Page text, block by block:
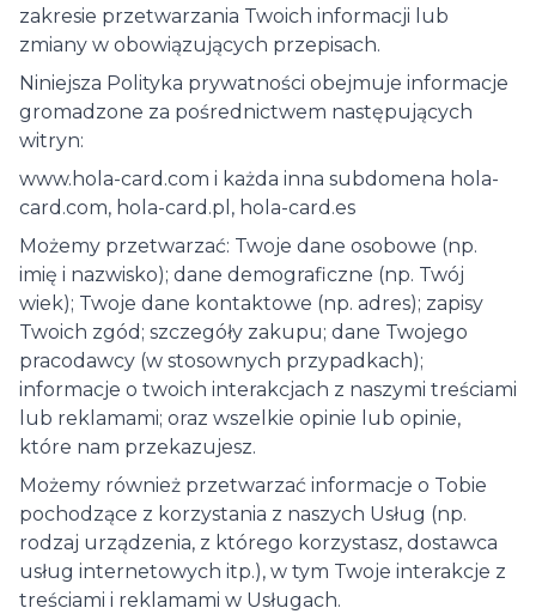
zakresie przetwarzania Twoich informacji lub
zmiany w obowiązujących przepisach.
Niniejsza Polityka prywatności obejmuje informacje
gromadzone za pośrednictwem następujących
witryn:
www.hola-card.com i każda inna subdomena hola-
card.com, hola-card.pl, hola-card.es
Możemy przetwarzać: Twoje dane osobowe (np.
imię i nazwisko); dane demograficzne (np. Twój
wiek); Twoje dane kontaktowe (np. adres); zapisy
Twoich zgód; szczegóły zakupu; dane Twojego
pracodawcy (w stosownych przypadkach);
informacje o twoich interakcjach z naszymi treściami
lub reklamami; oraz wszelkie opinie lub opinie,
które nam przekazujesz.
Możemy również przetwarzać informacje o Tobie
pochodzące z korzystania z naszych Usług (np.
rodzaj urządzenia, z którego korzystasz, dostawca
usług internetowych itp.), w tym Twoje interakcje z
treściami i reklamami w Usługach.